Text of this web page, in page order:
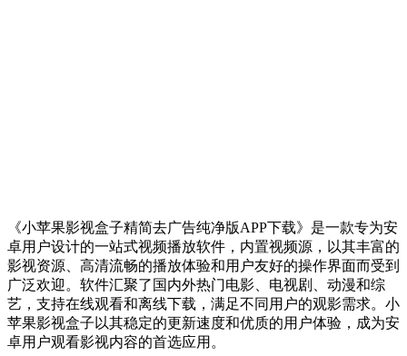
《小苹果影视盒子精简去广告纯净版APP下载》是一款专为安
卓用户设计的一站式视频播放软件，内置视频源，以其丰富的
影视资源、高清流畅的播放体验和用户友好的操作界面而受到
广泛欢迎。软件汇聚了国内外热门电影、电视剧、动漫和综
艺，支持在线观看和离线下载，满足不同用户的观影需求。小
苹果影视盒子以其稳定的更新速度和优质的用户体验，成为安
卓用户观看影视内容的首选应用。